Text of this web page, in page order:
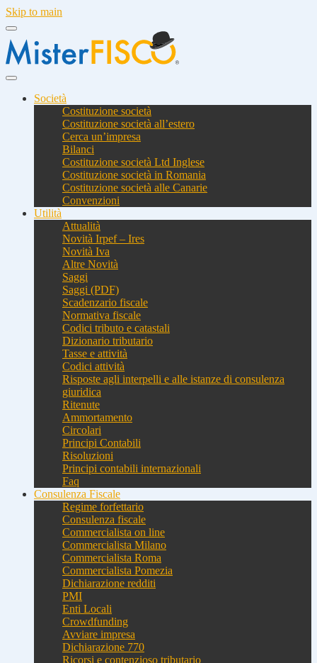
Skip to main
Società
Costituzione società
Costituzione società all’estero
Cerca un’impresa
Bilanci
Costituzione società Ltd Inglese
Costituzione società in Romania
Costituzione società alle Canarie
Convenzioni
Utilità
Attualità
Novità Irpef – Ires
Novità Iva
Altre Novità
Saggi
Saggi (PDF)
Scadenzario fiscale
Normativa fiscale
Codici tributo e catastali
Dizionario tributario
Tasse e attività
Codici attività
Risposte agli interpelli e alle istanze di consulenza
giuridica
Ritenute
Ammortamento
Circolari
Principi Contabili
Risoluzioni
Principi contabili internazionali
Faq
Consulenza Fiscale
Regime forfettario
Consulenza fiscale
Commercialista on line
Commercialista Milano
Commercialista Roma
Commercialista Pomezia
Dichiarazione redditi
PMI
Enti Locali
Crowdfunding
Avviare impresa
Dichiarazione 770
Ricorsi e contenzioso tributario